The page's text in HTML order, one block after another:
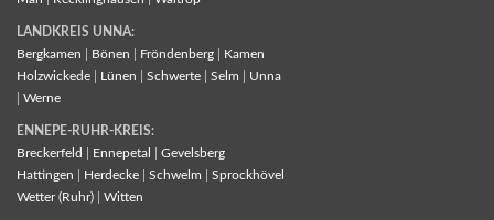
LANDKREIS UNNA:
Bergkamen
Bönen Fröndenberg
Kamen
Holzwickede
Lünen Schwerte Selm
Unna
Werne
ENNEPE-RUHR-KREIS:
Breckerfeld
Ennepetal
Gevelsberg
Hattingen
Herdecke Schwelm
Sprockhövel
Wetter (Ruhr)
Witten